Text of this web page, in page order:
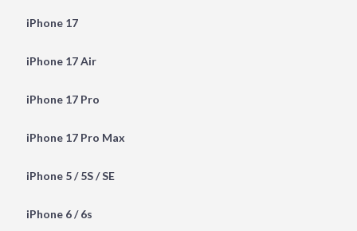
iPhone 17
iPhone 17 Air
iPhone 17 Pro
iPhone 17 Pro Max
iPhone 5 / 5S / SE
iPhone 6 / 6s